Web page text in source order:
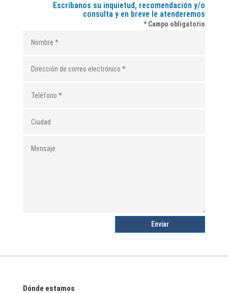
Escríbanos su inquietud, recomendación y/o
consulta y en breve le atenderemos
* Campo obligatorio
Enviar
Dónde estamos